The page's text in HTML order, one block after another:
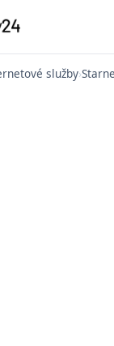
služby›